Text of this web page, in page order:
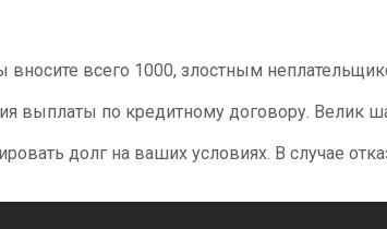
всего 1000, злостным
выплаты по кредитному договору. Велик
долг на ваших условиях. В случае